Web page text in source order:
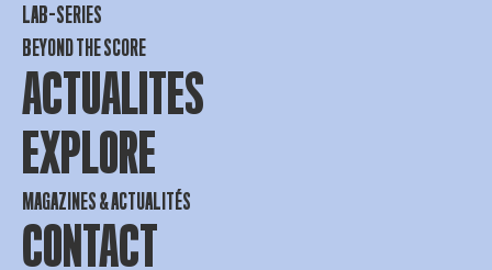
LAB-SERIES
BEYOND THE SCORE
ACTUALITES
EXPLORE
MAGAZINES & ACTUALITÉS
CONTACT